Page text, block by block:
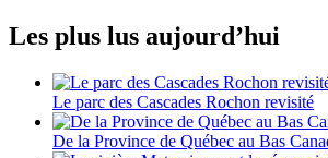
Les plus lus aujourd’hui
Le parc des Cascades Rochon revisité
De la Province de Québec au Bas